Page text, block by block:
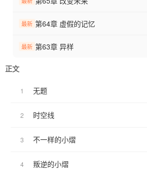
最新 第64章 虚假的记忆
最新 第63章 异样
正文
1 无题
2 时空线
3 不一样的小熠
4 叛逆的小熠